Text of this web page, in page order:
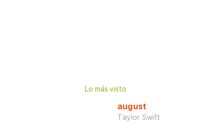
Lo más visto
august
Taylor Swift